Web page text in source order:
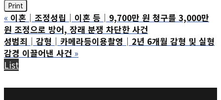
Print
« 이혼│조정성립│이혼 등│9,700만 원 청구를 3,000만
원 조정으로 방어, 장래 분쟁 차단한 사건
성범죄│감형│카메라등이용촬영│2년 6개월 감형 및 실형
감경 이끌어낸 사건 »
List